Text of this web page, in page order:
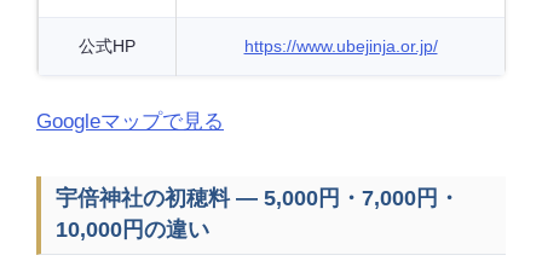
公式HP https://www.ubejinja.or.jp/
Googleマップで見る
宇倍神社の初穂料 — 5,000円・7,000円・
10,000円の違い